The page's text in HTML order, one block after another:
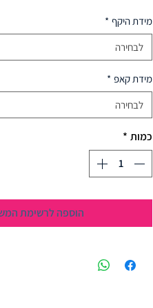
מידת היקף *
לבחירה
מידת קאפ *
לבחירה
כמות *
הוספה לרשימת